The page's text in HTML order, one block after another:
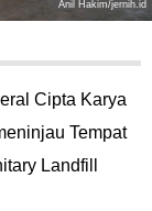
Anil Hakim/jernih.id
Cipta Karya
Tempat
Landfill